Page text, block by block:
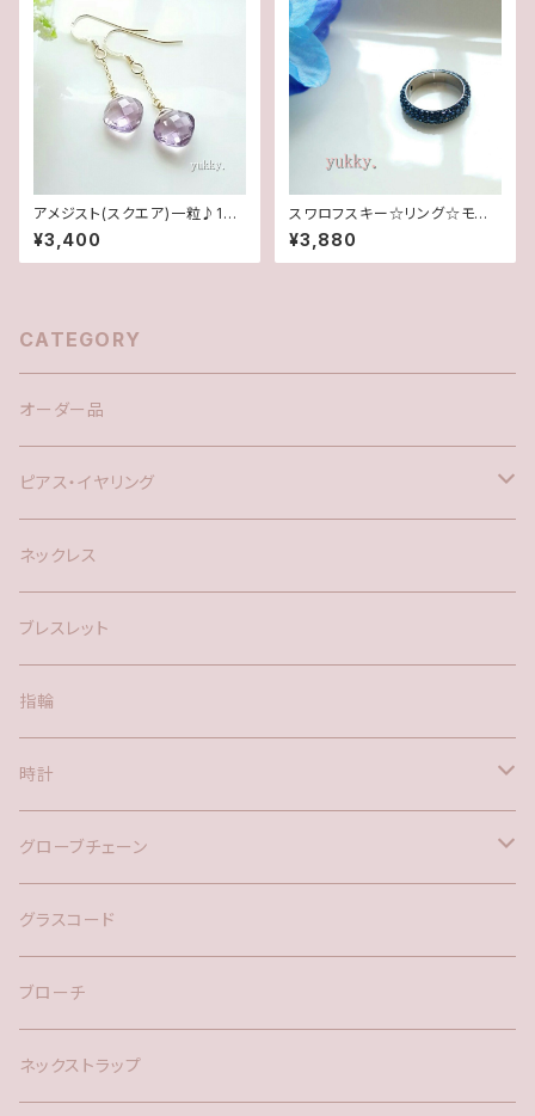
アメジスト(スクエア)一粒♪14k
gfピアス
¥3,400
スワロフスキー☆リング☆モンタ
ナ(11.5号)
¥3,880
CATEGORY
オーダー品
ピアス・イヤリング
silver925
アメリカン
ポスト
ネックレス
ブレスレット
指輪
時計
バックチャーム
ネックレス
グローブチェーン
バックチャーム
グラスコード
ブローチ
ネックストラップ